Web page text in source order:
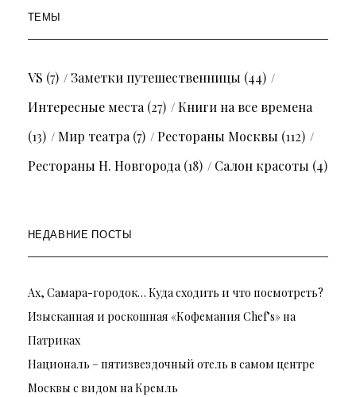
ТЕМЫ
VS (7) Заметки путешественницы (44)
Интересные места (27)
Книги на все времена
(13)
Мир театра (7) Рестораны Москвы (112)
Рестораны Н. Новгорода (18) Салон красоты (4)
НЕДАВНИЕ ПОСТЫ
Ах, Самара-городок… Куда сходить и что посмотреть?
Изысканная и роскошная «Кофемания Chef’s» на
Патриках
Националь – пятизвездочный отель в самом центре
Москвы с видом на Кремль